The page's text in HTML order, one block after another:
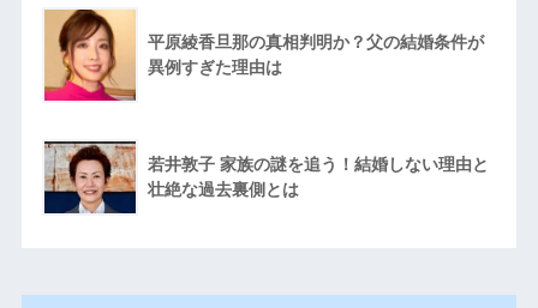
平原綾香旦那の真相判明か？父の結婚条件が
異例すぎた理由は
若井敦子 家族の謎を追う！結婚しない理由と
壮絶な過去裏側とは